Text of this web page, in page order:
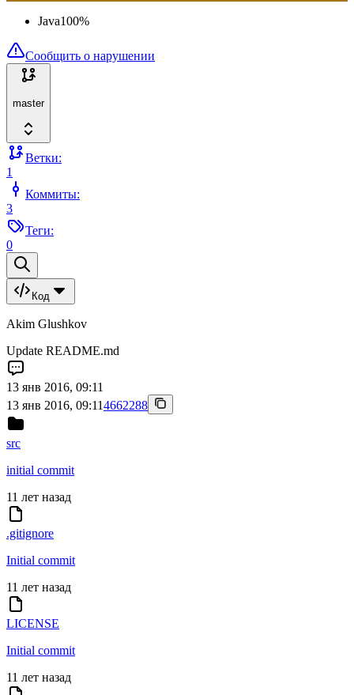
Java100%
Сообщить о нарушении
master
Ветки:
1
Коммиты:
3
Теги:
0
Код
Akim Glushkov
Update README.md
13 янв 2016, 09:11
13 янв 2016, 09:114662288
src
initial commit
11 лет назад
.gitignore
Initial commit
11 лет назад
LICENSE
Initial commit
11 лет назад